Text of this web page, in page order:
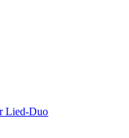
Lied-Duo